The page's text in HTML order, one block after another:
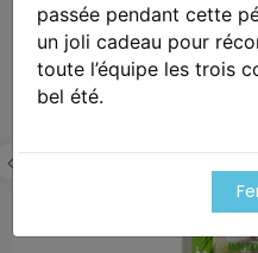
passée pendant cette
un joli cadeau pour
toute l’équipe les trois
bel été.